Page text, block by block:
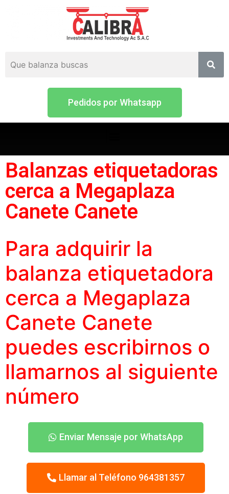
Pedidos por Whatsapp
Balanzas etiquetadoras
cerca a Megaplaza
Canete Canete
Para adquirir la
balanza etiquetadora
cerca a Megaplaza
Canete Canete
puedes escribirnos o
llamarnos al siguiente
número
Enviar Mensaje por WhatsApp
Llamar al Teléfono 964381357